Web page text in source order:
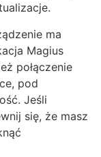
ma
Magius
połączenie
pod
Jeśli
się, że masz